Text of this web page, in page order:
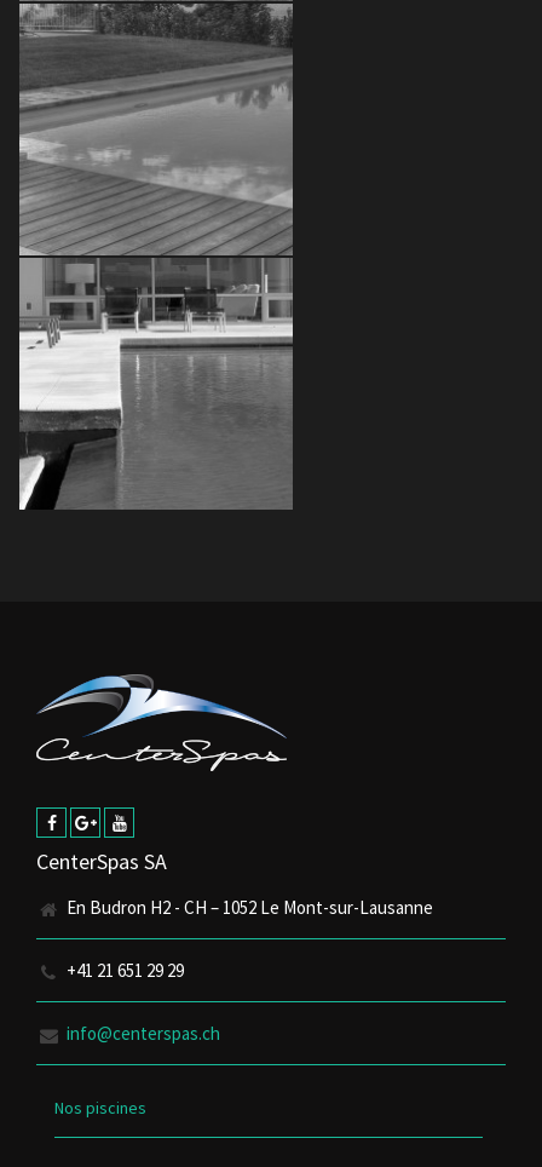
CenterSpas SA
En Budron H2 - CH – 1052 Le Mont-sur-Lausanne
+41 21 651 29 29
info@centerspas.ch
Nos piscines